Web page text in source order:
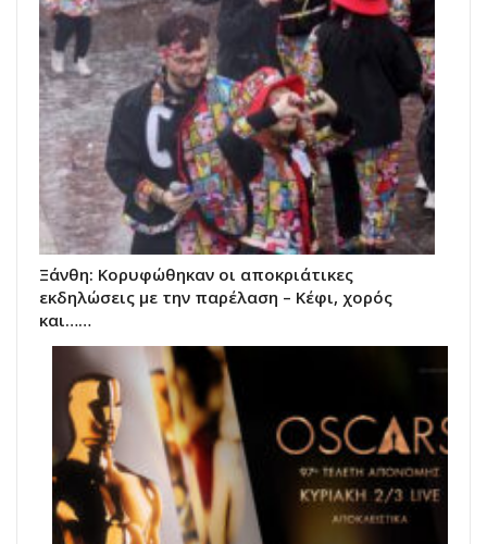
Ξάνθη: Κορυφώθηκαν οι αποκριάτικες
εκδηλώσεις με την παρέλαση – Κέφι, χορός
και……